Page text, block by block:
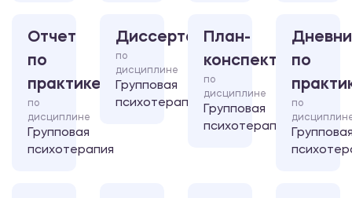
Отчет
по
практике
по
дисциплине
Групповая
психотерапия
Диссертация
по
дисциплине
Групповая
психотерапия
План-
конспект
по
дисциплине
Групповая
психотерапия
по
по